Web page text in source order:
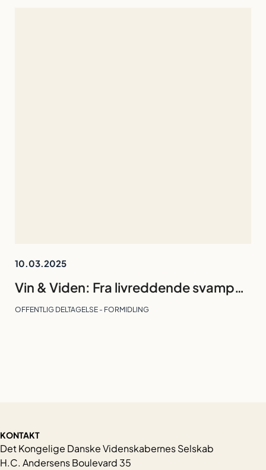
10.03.2025
Vin & Viden: Fra livreddende svampe til dødelig antibiotikaresistens | 9. april 2025 kl. 17:00 til 19:00
OFFENTLIG DELTAGELSE - FORMIDLING
KONTAKT
Det Kongelige Danske Videnskabernes Selskab
H.C. Andersens Boulevard 35